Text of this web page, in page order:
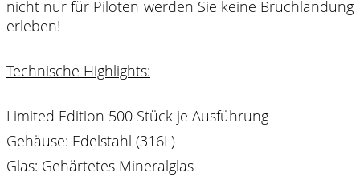
nicht nur für Piloten werden Sie keine Bruchlandung
erleben!
Technische Highlights:
Limited Edition 500 Stück je Ausführung
Gehäuse: Edelstahl (316L)
Glas: Gehärtetes Mineralglas